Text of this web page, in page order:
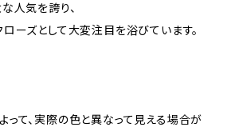
人気を誇り、
ーズとして大変注目を浴びています。
って、実際の色と異なって見える場合が